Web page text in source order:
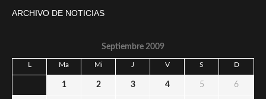
ARCHIVO DE NOTICIAS
Septiembre 2009
L Ma Mi J V S D
1 2 3 4 5 6